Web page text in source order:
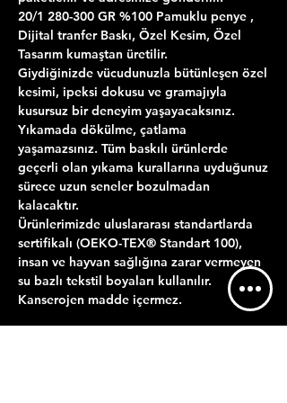
20/1 280-300 GR %100 Pamuklu penye ,
Dijital tranfer Baskı, Özel Kesim, Özel
Tasarım kumaştan üretilir.
Giydiğinizde vücudunuzla bütünleşen özel
kesimi, ipeksi dokusu ve gramajıyla
kusursuz bir deneyim yaşayacaksınız.
Yıkamada dökülme, çatlama
yaşamazsınız. Tüm baskılı ürünlerde
geçerli olan yıkama kurallarına uyduğunuz
sürece uzun seneler bozulmadan
kalacaktır.
Ürünlerimizde uluslararası standartlarda
sertifikalı (OEKO-TEX® Standart 100),
insan ve hayvan sağlığına zarar vermeyen
su bazlı tekstil boyaları kullanılır.
Kanserojen madde içermez.